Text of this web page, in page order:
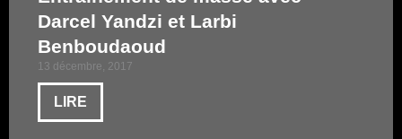
Darcel Yandzi et Larbi
Benboudaoud
13 décembre, 2017
LIRE